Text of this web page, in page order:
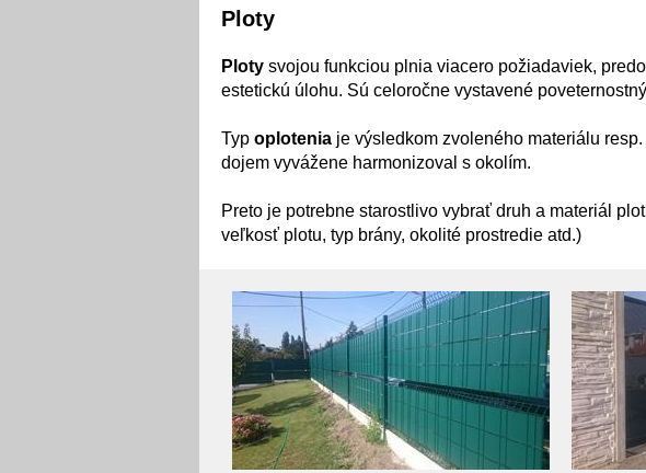
Ploty
Ploty svojou funkciou plnia viacero požiadaviek,
estetickú úlohu. Sú celoročne vystavené
Typ oplotenia je výsledkom zvoleného materiálu
dojem vyvážene harmonizoval s okolím.
Preto je potrebne starostlivo vybrať druh a materiál
veľkosť plotu, typ brány, okolité prostredie atd.)